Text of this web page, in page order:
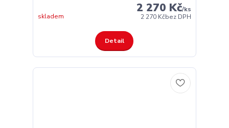
2 270 Kč/ks
2 270 Kčbez DPH
skladem
Detail